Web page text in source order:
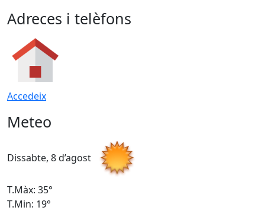
Adreces i telèfons
Accedeix
Meteo
Dissabte, 8 d’agost
T.Màx: 35°
T.Min: 19°